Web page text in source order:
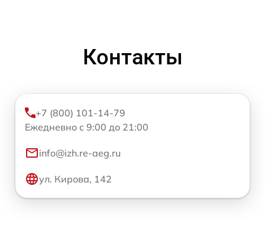
Контакты
+7 (800) 101-14-79
Ежедневно с 9:00 до 21:00
info@izh.re-aeg.ru
ул. Кирова, 142